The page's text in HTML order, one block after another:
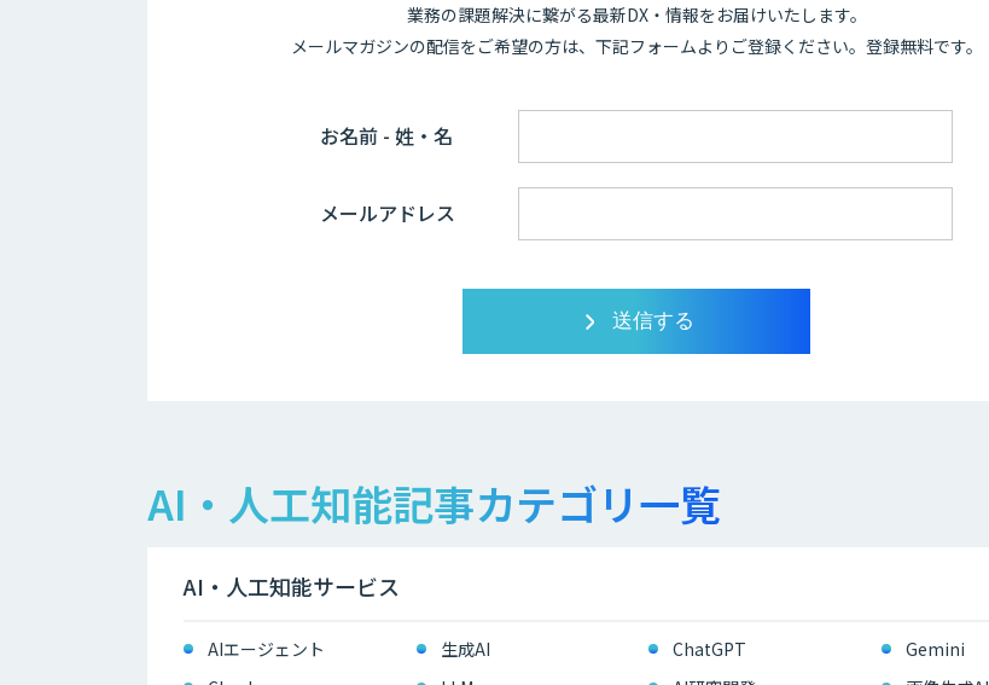
業務の課題解決に繋がる最新DX・情報をお届けいたします。
メールマガジンの配信をご希望の方は、下記フォームよりご登録ください。登録無料です。
お名前 - 姓・名
メールアドレス
AI・人工知能記事カテゴリ一覧
AI・人工知能サービス
AIエージェント 生成AI ChatGPT
Gemini